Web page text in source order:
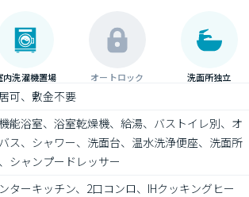
内洗濯機置場 オートロック 洗面所独立
可、敷金不要
能浴室、浴室乾燥機、給湯、バストイレ別、オ
ス、シャワー、洗面台、温水洗浄便座、洗面所
シャンプードレッサー
ターキッチン、2口コンロ、IHクッキングヒー